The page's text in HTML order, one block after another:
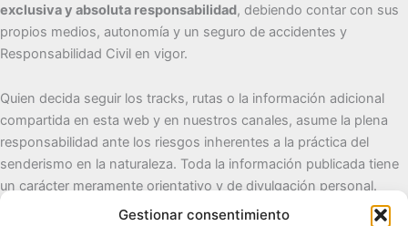
Gestionar consentimiento
exclusiva y absoluta responsabilidad, debiendo contar con sus
propios medios, autonomía y un seguro de accidentes y
Responsabilidad Civil en vigor.
Quien decida seguir los tracks, rutas o la información adicional
compartida en esta web y en nuestros canales, asume la plena
responsabilidad ante los riesgos inherentes a la práctica del
senderismo en la naturaleza. Toda la información publicada tiene
un carácter meramente orientativo y de divulgación personal.